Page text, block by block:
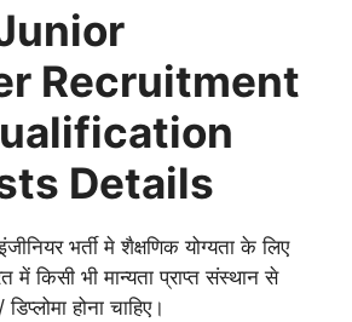
Recruitment
Details
भर्ती मे शैक्षणिक योग्यता के लिए
में किसी भी मान्यता प्राप्त संस्थान से
होना चाहिए।